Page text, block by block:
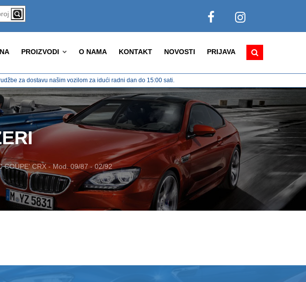
PROIZVODI O NAMA KONTAKT NOVOSTI PRIJAVA
za dostavu našim vozilom za idući radni dan do 15:00 sati.
COUPE' CRX - Mod. 09/87 - 02/92